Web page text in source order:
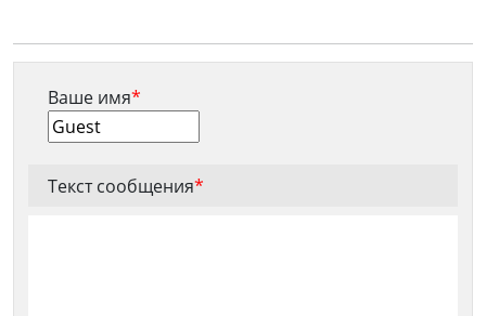
Ваше имя*
Текст сообщения*